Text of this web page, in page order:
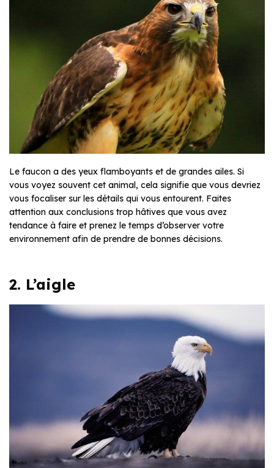
Le faucon a des yeux flamboyants et de grandes ailes. Si
vous voyez souvent cet animal, cela signifie que vous devriez
vous focaliser sur les détails qui vous entourent. Faites
attention aux conclusions trop hâtives que vous avez
tendance à faire et prenez le temps d’observer votre
environnement afin de prendre de bonnes décisions.
2. L’aigle